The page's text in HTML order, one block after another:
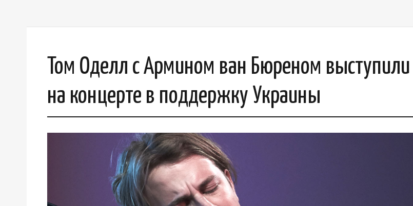
Том Оделл с Армином ван Бюреном выступили
на концерте в поддержку Украины